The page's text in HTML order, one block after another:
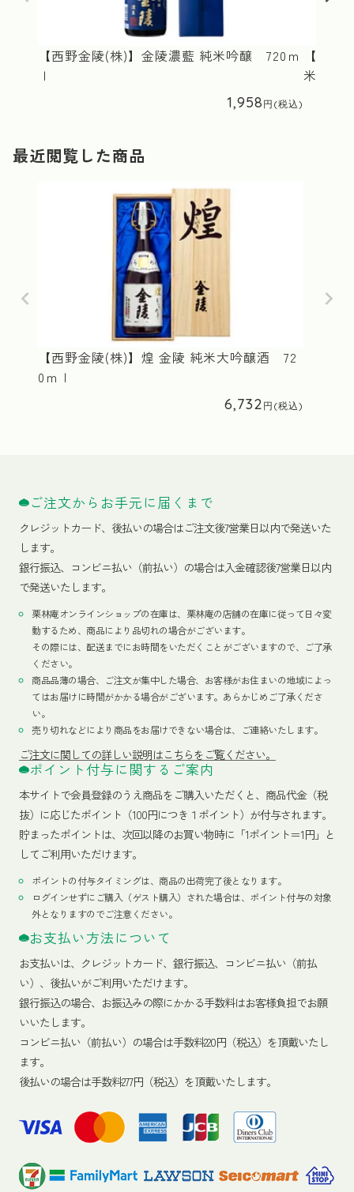
【西野金陵(株)】金陵濃藍 純米吟醸 720ｍ
ｌ
1,958
【西
米 720
最近閲覧した商品
【西野金陵(株)】煌 金陵 純米大吟醸酒 72
0ｍｌ
6,732
ご注文からお手元に届くまで
クレジットカード、 後払いの場合はご注文後7営業日以内で発送いた
します。
銀行振込、コンビニ払い（前払い）の場合は入金確認後7営業日以内
で発送いたします。
栗林庵オンラインショップの在庫は、栗林庵の店舗の在庫に従って日々変
動するため、商品により品切れの場合がございます。
その際には、配送までにお時間をいただくことがございますので、ご了承
ください。
商品品薄の場合、ご注文が集中した場合、お客様がお住まいの地域によっ
てはお届けに時間がかかる場合がございます。あらかじめご了承くださ
い。
売り切れなどにより商品をお届けできない場合は、ご連絡いたします。
ご注文に関しての詳しい説明はこちらをご覧ください。
ポイント付与に関するご案内
本サイトで会員登録のうえ商品をご購入いただくと、商品代金（税
抜）に応じたポイント（100円につき１ポイント）が付与されます。
貯まったポイントは、次回以降のお買い物時に「1ポイント＝1円」と
してご利用いただけます。
ポイントの付与タイミングは、商品の出荷完了後となります。
ログインせずにご購入（ゲスト購入）された場合は、ポイント付与の対象
外となりますのでご注意ください。
お支払い方法について
お支払いは、クレジットカード、銀行振込、コンビニ払い（前払
い）、後払いがご利用いただけます。
銀行振込の場合、お振込みの際にかかる手数料はお客様負担でお願
いいたします。
コンビニ払い（前払い）の場合は手数料220円（税込）を頂戴いたし
ます。
後払いの場合は手数料277円（税込）を頂戴いたします。